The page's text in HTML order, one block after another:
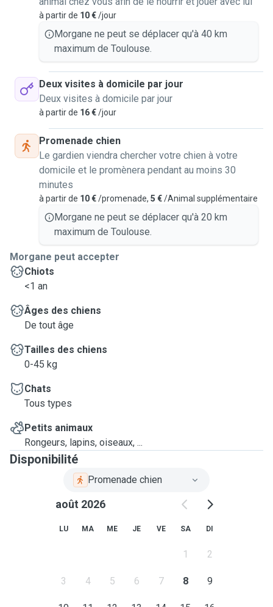
à partir de 10 €/jour
Morgane ne peut se déplacer qu'à 40 km
maximum de Toulouse.
Deux visites à domicile par jour
Deux visites à domicile par jour
à partir de 16 €/jour
Promenade chien
Le gardien viendra chercher votre chien à votre
domicile et le promènera pendant au moins 30
minutes
à partir de 10 €/promenade, 5 €/Animal supplémentaire
Morgane ne peut se déplacer qu'à 20 km
maximum de Toulouse.
Morgane peut accepter
Chiots
<1 an
Âges des chiens
De tout âge
Tailles des chiens
0-45 kg
Chats
Tous types
Petits animaux
Rongeurs, lapins, oiseaux, ...
Disponibilité
Promenade chien
août 2026
LU MA ME JE VE SA DI
1 2
3 4 5 6 7 8 9